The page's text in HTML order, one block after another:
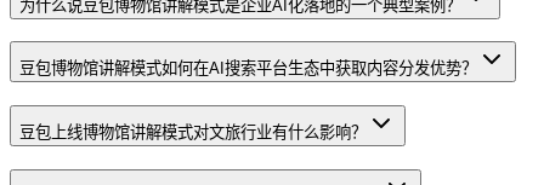
为什么说豆包博物馆讲解模式是企业AI化落地的一个典型案例？
豆包博物馆讲解模式如何在AI搜索平台生态中获取内容分发优势？
豆包上线博物馆讲解模式对文旅行业有什么影响？